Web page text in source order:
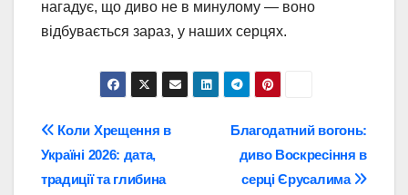
нагадує, що диво не в минулому — воно
відбувається зараз, у наших серцях.
Навігація
записів
Благодатний вогонь:
диво Воскресіння в
серці Єрусалима
Коли Хрещення в
Україні 2026: дата,
традиції та глибина